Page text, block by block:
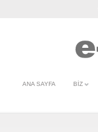
ANA SAYFA BIZ